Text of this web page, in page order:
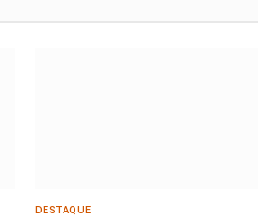
DESTAQUE